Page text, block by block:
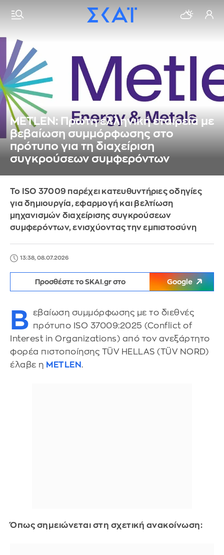
METLEN: Πρώτη ελληνική εταιρεία με
βεβαίωση συμμόρφωσης στο
πρότυπο για τη διαχείριση
συγκρούσεων συμφερόντων
Το ISO 37009 παρέχει κατευθυντήριες οδηγίες
για δημιουργία, εφαρμογή και βελτίωση
μηχανισμών διαχείρισης συγκρούσεων
συμφερόντων, ενισχύοντας την εμπιστοσύνη
13:38, 08.07.2026
Προσθέστε το SKAI.gr στο Google
Β εβαίωση συμμόρφωσης με το διεθνές
πρότυπο ISO 37009:2025 (Conflict of
Interest in Organizations) από τον ανεξάρτητο
φορέα πιστοποίησης TÜV HELLAS (TÜV NORD)
έλαβε η METLEN .
Όπως σημειώνεται στη σχετική ανακοίνωση: